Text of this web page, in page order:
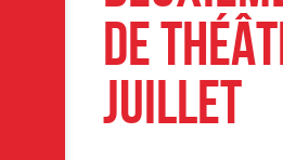
DE
JUILLET